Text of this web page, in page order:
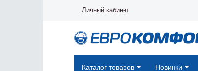
Личный кабинет
Каталог товаров Новинки